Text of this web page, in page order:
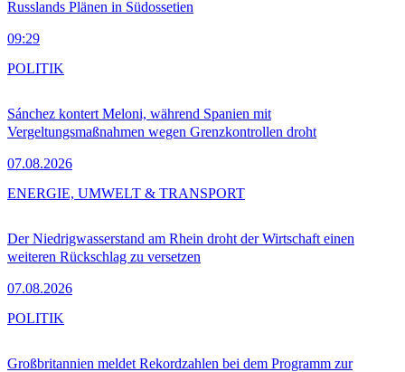
Russlands Plänen in Südossetien
09:29
Sánchez kontert Meloni, während Spanien mit
Vergeltungsmaßnahmen wegen Grenzkontrollen droht
07.08.2026
POLITIK
Der Niedrigwasserstand am Rhein droht der Wirtschaft einen
weiteren Rückschlag zu versetzen
07.08.2026
ENERGIE, UMWELT & TRANSPORT
Großbritannien meldet Rekordzahlen bei dem Programm zur
POLITIK